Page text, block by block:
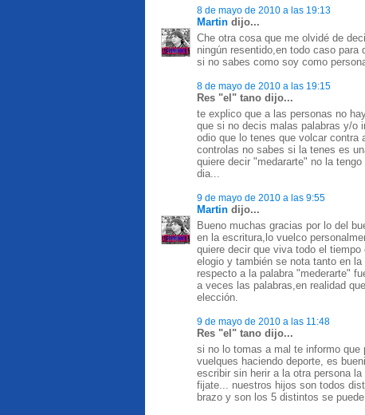
8 de mayo de 2010 a las 19:13
Martin dijo...
Che otra cosa que me olvidé de
ningún resentido,en todo caso
si no sabes como soy como
8 de mayo de 2010 a las 19:15
Res "el" tano dijo...
te explico que a las personas no
que si no decis malas palabras y/o
odio que lo tenes que volcar contra
controlas no sabes si la tenes es
quiere decir "medararte" no la
dia...
9 de mayo de 2010 a las 9:55
Martin dijo...
Bueno muchas gracias por lo del
en la escritura,lo vuelco
quiere decir que viva todo el
elogio y también se nota tanto en
respecto a la palabra "mederarte"
a veces las palabras,en realidad
elección.
9 de mayo de 2010 a las 11:48
Res "el" tano dijo...
si no lo tomas a mal te informo que
vuelques haciendo deporte, es
escribir sin herir a la otra persona
fijate... nuestros hijos son todos
brazo y son los 5 distintos se